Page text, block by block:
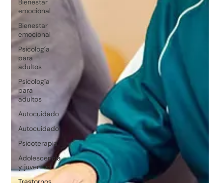
Bienestar
emocional
Bienestar
emocional
Psicología
para
adultos
Psicología
para
adultos
Autocuidado
Autocuidado
Psicoterapia
Adolescencia
y juventud